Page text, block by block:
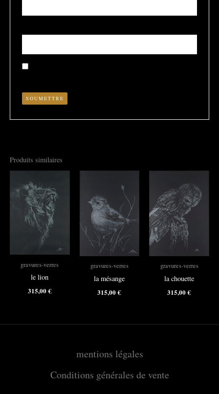
Produits similaires
gravures-verres
le lion
315,00€
gravures-verres
la mésange
315,00€
gravures-verres
la chouette
315,00€
mentions légales
Conditions générales de vente